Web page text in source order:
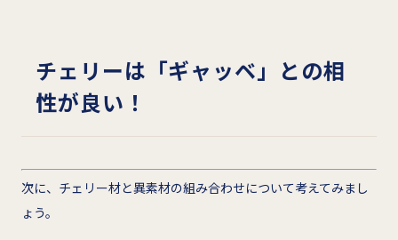
チェリーは「ギャッベ」との相
性が良い！
次に、チェリー材と異素材の組み合わせについて考えてみまし
ょう。